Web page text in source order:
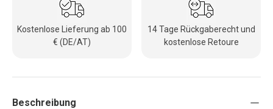
Kostenlose Lieferung ab 100
€ (DE/AT)
14 Tage Rückgaberecht und
kostenlose Retoure
Beschreibung